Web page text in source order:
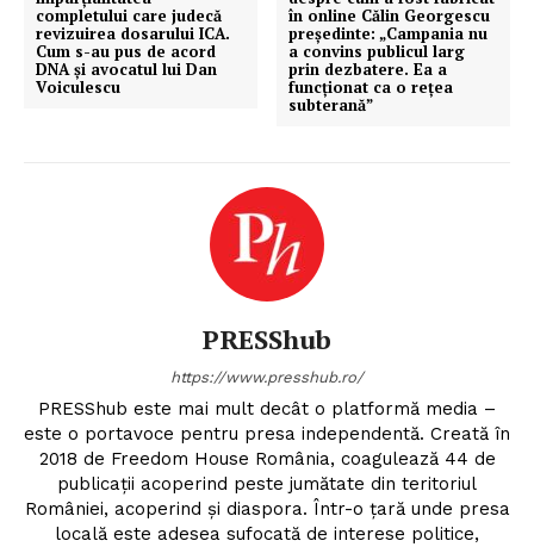
completului care judecă
revizuirea dosarului ICA.
Cum s-au pus de acord
DNA și avocatul lui Dan
Voiculescu
în online Călin Georgescu
președinte: „Campania nu
a convins publicul larg
prin dezbatere. Ea a
funcționat ca o rețea
subterană”
PRESShub
https://www.presshub.ro/
PRESShub este mai mult decât o platformă media –
este o portavoce pentru presa independentă. Creată în
2018 de Freedom House România, coagulează 44 de
publicații acoperind peste jumătate din teritoriul
României, acoperind și diaspora. Într-o țară unde presa
locală este adesea sufocată de interese politice,